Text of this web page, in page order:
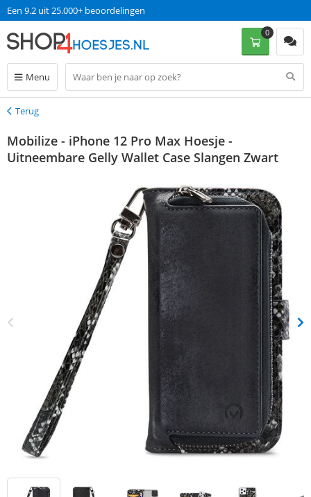
Een 9.2 uit 25.000+ beoordelingen
Menu
0
Terug
Terug
Mobilize - iPhone 12 Pro Max Hoesje -
Uitneembare Gelly Wallet Case Slangen Zwart